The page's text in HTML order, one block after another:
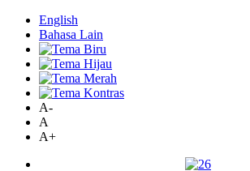
English
Bahasa Lain
A-
A
A+